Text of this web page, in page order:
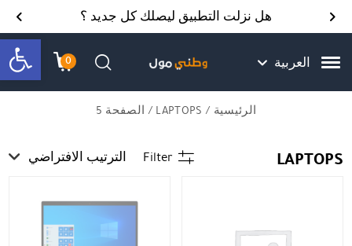
Skip to Content
Contact Us هل نزلت التطبيق ليصلك كل جديد ؟
العربية 0
עגלתחיפוש
الرئيسية /
LAPTOPS / الصفحة 5
LAPTOPS
Filter الترتيب الافتراضي
Back top top